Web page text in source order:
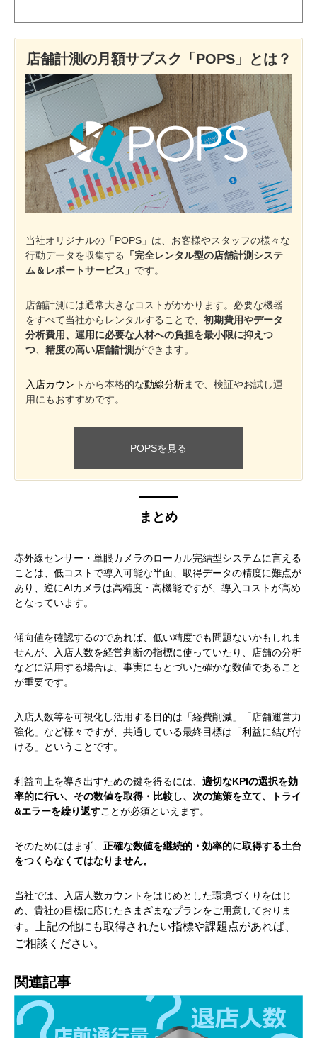
店舗計測の月額サブスク「POPS」とは？
当社オリジナルの「POPS」は、お客様やスタッフの様々な
行動データを収集する
「完全レンタル型の店舗計測システ
ム＆レポートサービス」 です。
店舗計測には通常大きなコストがかかります。必要な機器
をすべて当社からレンタルすることで、 初期費用やデータ
分析費用、運用に必要な人材への負担を最小限に抑えつ
つ
精度の高い店舗計測ができます。
入店カウントから本格的な動線分析まで、検証やお試し運
用にもおすすめです。
POPSを見る
まとめ
赤外線センサー・単眼カメラのローカル完結型システムに言える
ことは、低コストで導入可能な半面、取得データの精度に難点が
あり、逆にAIカメラは高精度・高機能ですが、導入コストが高め
となっています。
傾向値を確認するのであれば、低い精度でも問題ないかもしれま
せんが、入店人数を経営判断の指標に使っていたり、店舗の分析
などに活用する場合は、事実にもとづいた確かな数値であること
が重要です。
入店人数等を可視化し活用する目的は「経費削減」「店舗運営力
強化」など様々ですが、共通している最終目標は「利益に結び付
ける」ということです。
利益向上を導き出すための鍵を得るには、 適切なKPIの選択を効
率的に行い、その数値を取得・比較し、次の施策を立て、トライ
&エラーを繰り返すことが必須といえます。
そのためにはまず、 正確な数値を継続的・効率的に取得する土台
をつくらなくてはなりません。
当社では、入店人数カウントをはじめとした環境づくりをはじ
め、貴社の目標に応じたさまざまなプランをご用意しておりま
す。上記の他にも取得されたい指標や課題点があれば、
ご相談ください。
関連記事